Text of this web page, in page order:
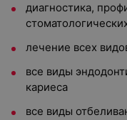
диагностика,
лечение всех
все виды
кариеса
все виды